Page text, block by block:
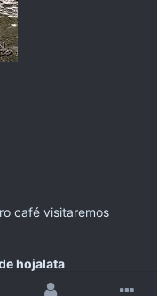
café visitaremos
hojalata